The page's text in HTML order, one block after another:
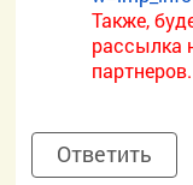
Также,
рассылка
партнеров.
Ответить